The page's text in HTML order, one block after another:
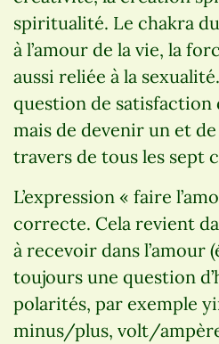
spiritualité. Le chakra
à l’amour de la vie, la
aussi reliée à la
question de satisfaction
mais de devenir un et
travers de tous les sept
L’expression « faire
correcte. Cela revient
à recevoir dans l’amour
toujours une question
polarités, par exemple
minus/plus, volt/